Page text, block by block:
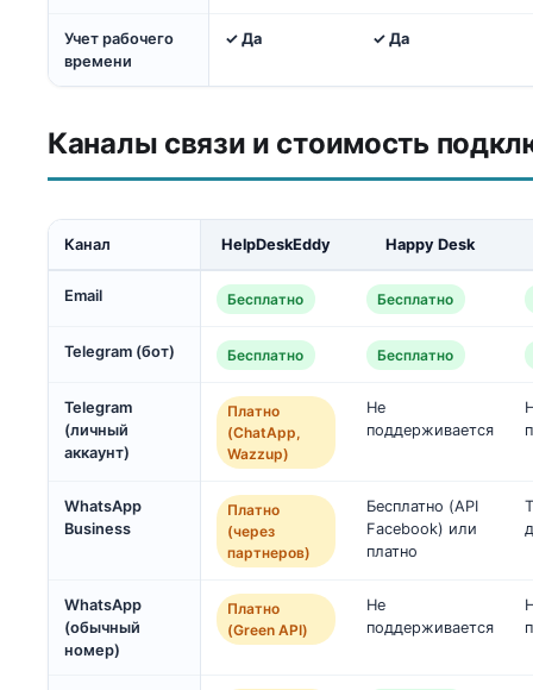
Учет рабочего
времени
✓ Да ✓ Да
Каналы связи и стоимость
Канал HelpDeskEddy Happy Desk
Email Бесплатно Бесплатно
Telegram (бот) Бесплатно Бесплатно
Telegram
(личный
аккаунт)
Платно
(ChatApp,
Wazzup)
Не
поддерживается
WhatsApp
Business
Платно
(через
партнеров)
Бесплатно (API
Facebook) или
платно
WhatsApp
(обычный
номер)
Платно
(Green API)
Не
поддерживается